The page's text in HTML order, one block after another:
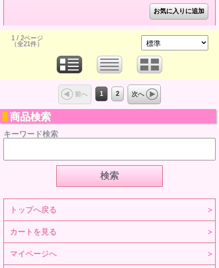
1 / 2ページ
（全21件）
前へ 1 2 次へ
商品検索
キーワード検索
トップへ戻る
カートを見る
マイページへ